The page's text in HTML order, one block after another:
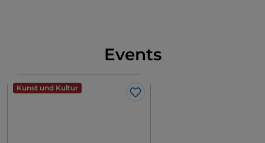
Events
Kunst und Kultur
Like